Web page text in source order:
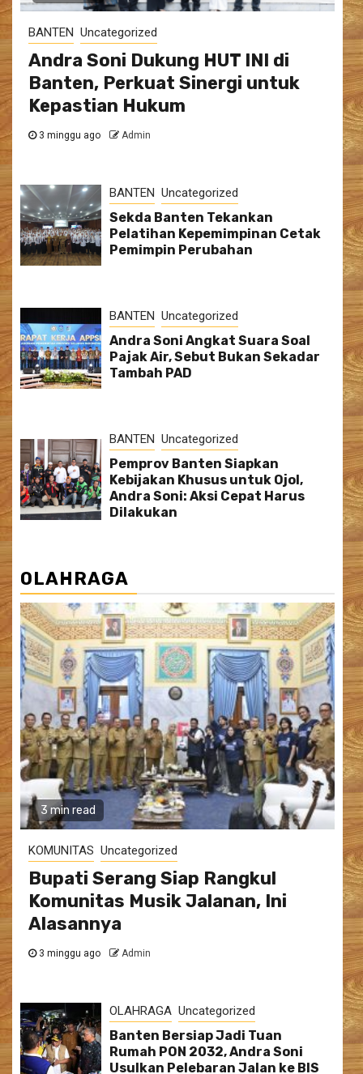
BANTEN Uncategorized
Andra Soni Dukung HUT INI di
Banten, Perkuat Sinergi untuk
Kepastian Hukum
3 minggu ago Admin
BANTEN Uncategorized
Sekda Banten Tekankan
Pelatihan Kepemimpinan Cetak
Pemimpin Perubahan
BANTEN Uncategorized
Andra Soni Angkat Suara Soal
Pajak Air, Sebut Bukan Sekadar
Tambah PAD
BANTEN Uncategorized
Pemprov Banten Siapkan
Kebijakan Khusus untuk Ojol,
Andra Soni: Aksi Cepat Harus
Dilakukan
OLAHRAGA
3 min read
KOMUNITAS Uncategorized
Bupati Serang Siap Rangkul
Komunitas Musik Jalanan, Ini
Alasannya
3 minggu ago Admin
OLAHRAGA Uncategorized
Banten Bersiap Jadi Tuan
Rumah PON 2032, Andra Soni
Usulkan Pelebaran Jalan ke BIS